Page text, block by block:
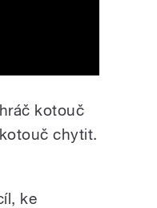
kotouč
chytit.
ke